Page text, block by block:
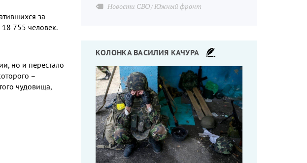
за
755 человек.
но и перестало
–
чудовища,
Новости СВО Южный фронт
КОЛОНКА ВАСИЛИЯ КАЧУРА